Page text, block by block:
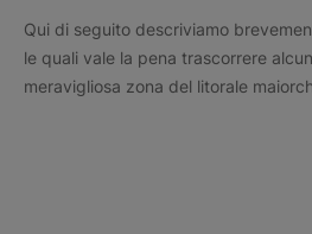
Qui di seguito descriviamo
le quali vale la pena trascorrere
meravigliosa zona del litorale